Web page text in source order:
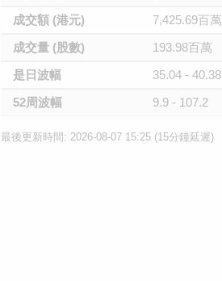
成交額 (港元)
7,425.69百萬
成交量 (股數)
193.98百萬
是日波幅
35.04 - 40.38
52周波幅
9.9 - 107.2
最後更新時間: 2026-08-07 15:25 (15分鐘延遲)